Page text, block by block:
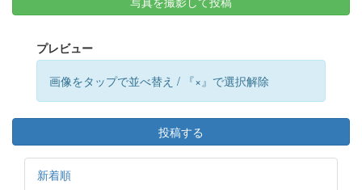
プレビュー
画像をタップで並べ替え / 『×』で選択解除
投稿する
新着順